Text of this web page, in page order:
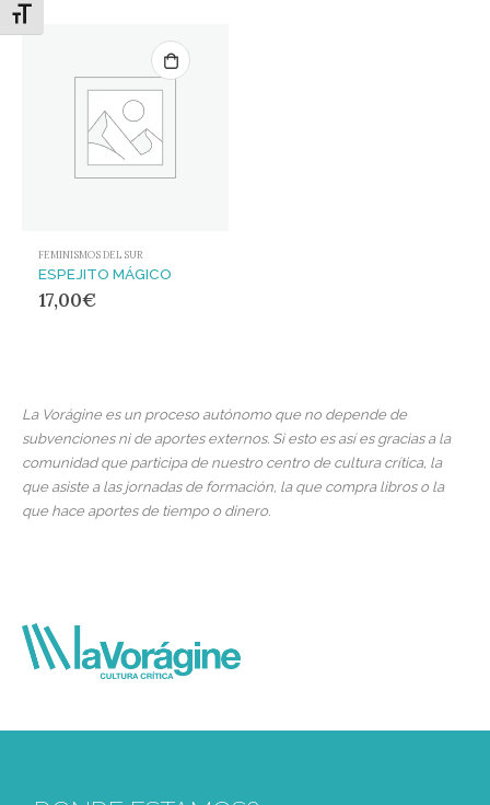
Alternar tamaño de letra
FEMINISMOS DEL SUR
ESPEJITO MÁGICO
17,00€
La Vorágine es un proceso autónomo que no depende de
subvenciones ni de aportes externos. Si esto es así es gracias a la
comunidad que participa de nuestro centro de cultura crítica, la
que asiste a las jornadas de formación, la que compra libros o la
que hace aportes de tiempo o dinero.